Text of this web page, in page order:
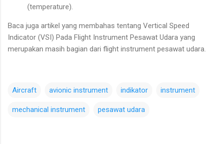
(temperature).
Baca juga artikel yang membahas tentang Vertical Speed
Indicator (VSI) Pada Flight Instrument Pesawat Udara yang
merupakan masih bagian dari flight instrument pesawat udara.
Aircraft avionic instrument indikator instrument
mechanical instrument pesawat udara